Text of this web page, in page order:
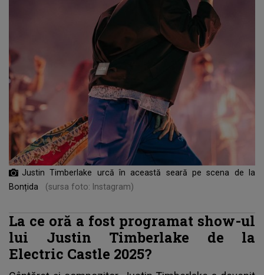
Justin Timberlake urcă în această seară pe scena de la
Bonțida
(sursa foto: Instagram)
La ce oră a fost programat show-ul
lui Justin Timberlake de la
Electric Castle 2025?